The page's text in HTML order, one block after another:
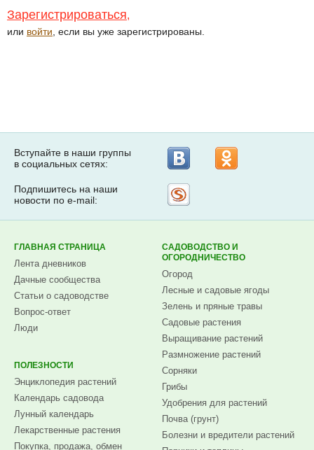
Зарегистрироваться,
или войти , если вы уже зарегистрированы.
Вступайте в наши группы
в социальных сетях:
Подпишитесь на наши
новости по e-mail:
ГЛАВНАЯ СТРАНИЦА
Лента дневников
Дачные сообщества
Статьи о садоводстве
Вопрос-ответ
Люди
ПОЛЕЗНОСТИ
Энциклопедия растений
Календарь садовода
Лунный календарь
Лекарственные растения
Покупка, продажа, обмен
САДОВОДСТВО И
ОГОРОДНИЧЕСТВО
Огород
Лесные и садовые ягоды
Зелень и пряные травы
Садовые растения
Выращивание растений
Размножение растений
Сорняки
Грибы
Удобрения для растений
Почва (грунт)
Болезни и вредители растений